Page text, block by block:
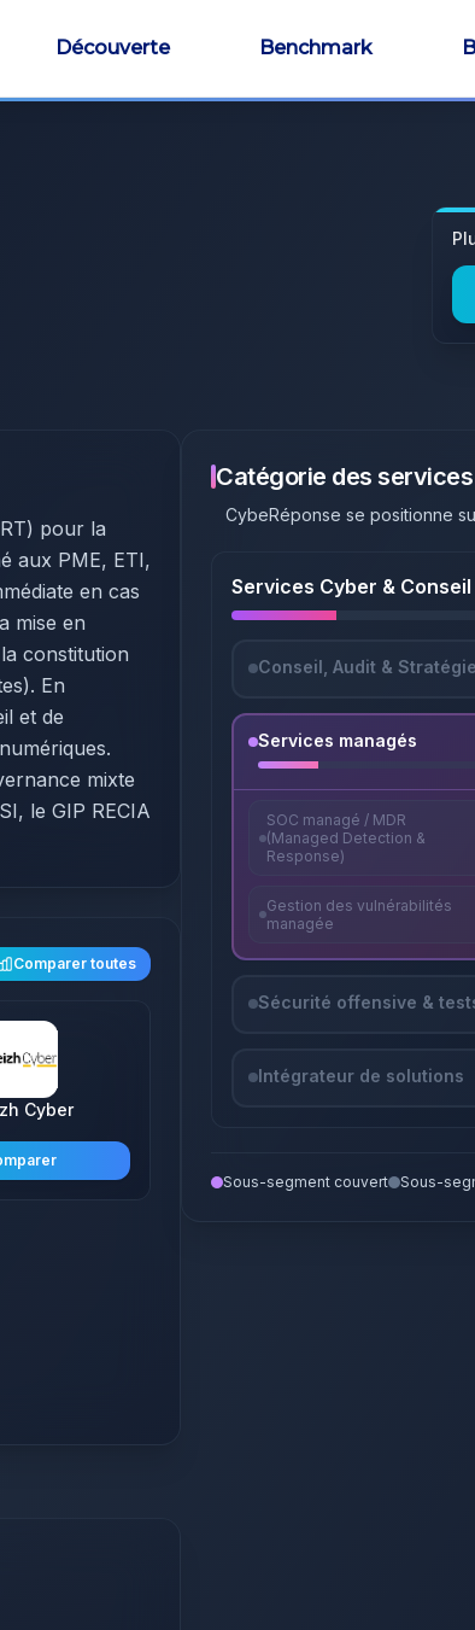
Découverte Benchmark
pour la
aux PME, ETI,
en cas
mise en
constitution
En
et de
mixte
le GIP RECIA
Comparer toutes
Cyber
Catégorie des
CybeRéponse se positionne
Services Cyber & Conseil
Conseil, Audit &
Services managés
SOC managé / MDR
(Managed Detection &
Response)
Gestion des vulnérabilités
managée
Sécurité offensive &
Intégrateur de solutions
Sous-segment couvert Sous-